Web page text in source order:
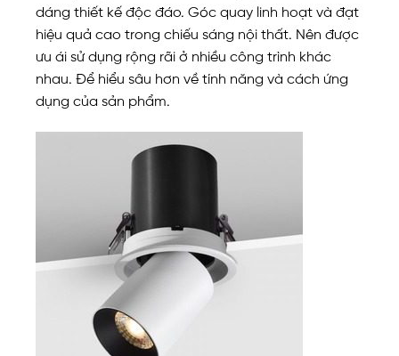
dáng thiết kế độc đáo. Góc quay linh hoạt và đạt
hiệu quả cao trong chiếu sáng nội thất. Nên được
ưu ái sử dụng rộng rãi ở nhiều công trình khác
nhau. Để hiểu sâu hơn về tính năng và cách ứng
dụng của sản phẩm.